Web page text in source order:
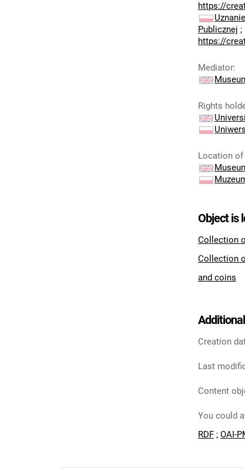
https://
Publicznej ;
https://
Mediator:
Rights
Location
Object is
Collection
Collection
and coins
Creation
Last
Content
You could
RDF ; OAI-